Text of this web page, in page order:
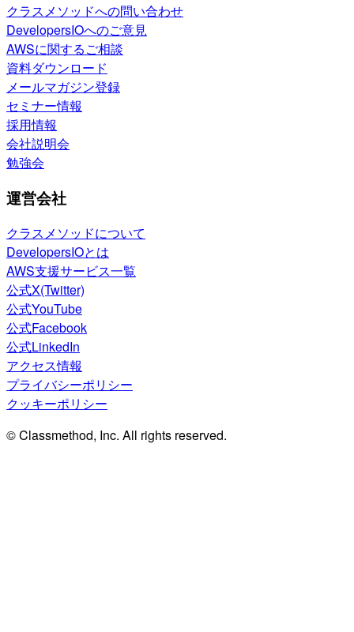
クラスメソッドへの問い合わせ
DevelopersIOへのご意見
AWSに関するご相談
資料ダウンロード
メールマガジン登録
セミナー情報
採用情報
会社説明会
勉強会
運営会社
クラスメソッドについて
DevelopersIOとは
AWS支援サービス一覧
公式X(Twitter)
公式YouTube
公式Facebook
公式LinkedIn
アクセス情報
プライバシーポリシー
クッキーポリシー
© Classmethod, Inc. All rights reserved.